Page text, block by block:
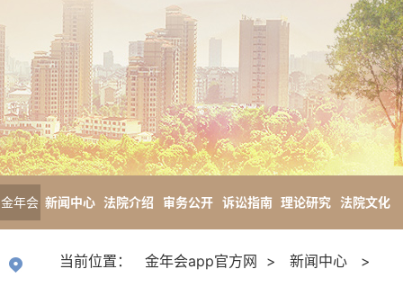
金年会
方网
新闻中心 法院介绍 审务公开 诉讼指南 理论研究 法院文化
当前位置： 金年会app官方网 > 新闻中心 >